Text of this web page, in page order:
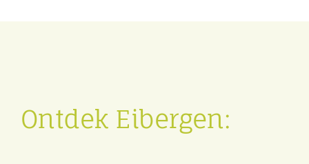
Ontdek Eibergen: